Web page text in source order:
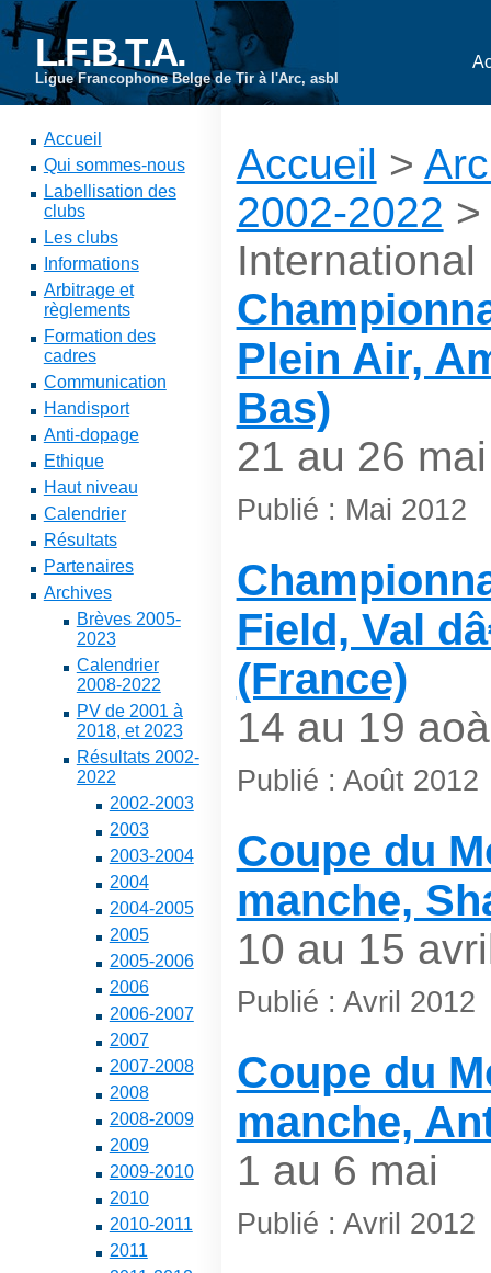
L.F.B.T.A.
Ligue Francophone Belge de Tir à l'Arc, asbl
Accueil
Qui sommes-nous
Labellisation des
clubs
Les clubs
Informations
Arbitrage et
règlements
Formation des
cadres
Communication
Handisport
Anti-dopage
Ethique
Haut niveau
Calendrier
Résultats
Partenaires
Archives
Brèves 2005-
2023
Calendrier
2008-2022
PV de 2001 à
2018, et 2023
Résultats 2002-
2022
2002-2003
2003
2003-2004
2004
2004-2005
2005
2005-2006
2006
2006-2007
2007
2007-2008
2008
2008-2009
2009
2009-2010
2010
2010-2011
2011
Accueil >
2002-2022
International
Plein Air,
Bas)
21 au 26 mai
Publié : Mai 2012
Field, Val
(France)
14 au 19
Publié : Août 2012
Coupe du
manche,
10 au 15
Publié : Avril 2012
Coupe du
manche,
1 au 6 mai
Publié : Avril 2012